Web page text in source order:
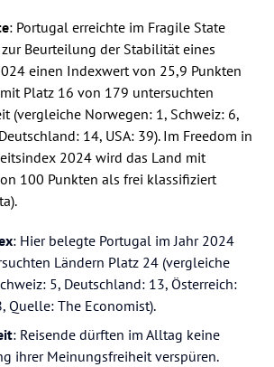
: Portugal erreichte im Fragile State
zur Beurteilung der Stabilität eines
einen Indexwert von 25,9 Punkten
Platz 16 von 179 untersuchten
(vergleiche Norwegen: 1, Schweiz: 6,
14, USA: 39). Im Freedom in
2024 wird das Land mit
100 Punkten als frei klassifiziert
: Hier belegte Portugal im Jahr 2024
Ländern Platz 24 (vergleiche
5, Deutschland: 13, Österreich:
Quelle: The Economist).
: Reisende dürften im Alltag keine
ihrer Meinungsfreiheit verspüren.